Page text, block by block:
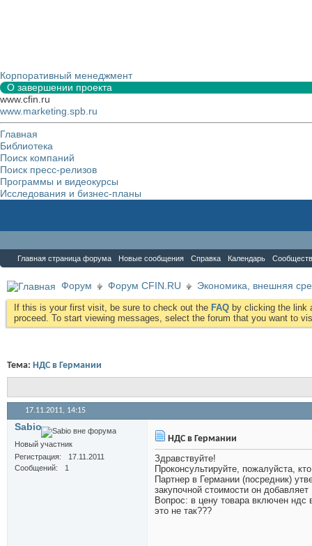
Корпоративный менеджмент
О завершении проекта
www.cfin.ru
www.marketing.spb.ru
Главная
Библиотека
Поиск компаний
Поиск пресс-релизов
Программы и видеокурсы
Исследования и бизнес-планы
Главная страница форума Новые сообщения Справка Календарь
Форум Форум CFIN.RU Экономика, внешняя
If this is your first visit, be sure to check out the FAQ by clicking the link
proceed. To start viewing messages, select the forum that you want to
Тема: НДС в Германии
17.11.2011, 14:15
Sabio
Новый участник
Регистрация
17.11.2011
Сообщений
1
НДС в Германии
Здравствуйте!
Проконсультируйте, пожалуйста,
Партнер в Германии (посредник)
закупочной стоимости он
Вопрос: в цену товара включен
это не так???